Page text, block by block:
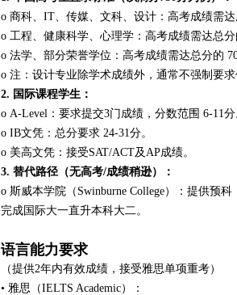
o 商科、IT、传媒、文科、设计：高考成绩需达
o 工程、健康科学、心理学：高考成绩需达总分
o 法学、部分荣誉学位：高考成绩需达总分的
o 注：设计专业除学术成绩外，通常不强制要
2. 国际课程学生：
o A-Level：要求提交3门成绩，分数范围 6-11分
o IB文凭：总分要求 24-31分。
o 美高文凭：接受SAT/ACT及AP成绩。
3. 替代路径（无高考/成绩稍逊）：
o 斯威本学院（Swinburne College）：提供预
完成国际大一直升本科大二。
语言能力要求
（提供2年内有效成绩，接受雅思单项重考）
• 雅思（IELTS Academic）：